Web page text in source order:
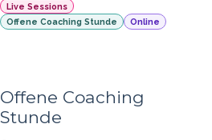
Live Sessions
Offene Coaching Stunde
Online
Offene Coaching
Stunde